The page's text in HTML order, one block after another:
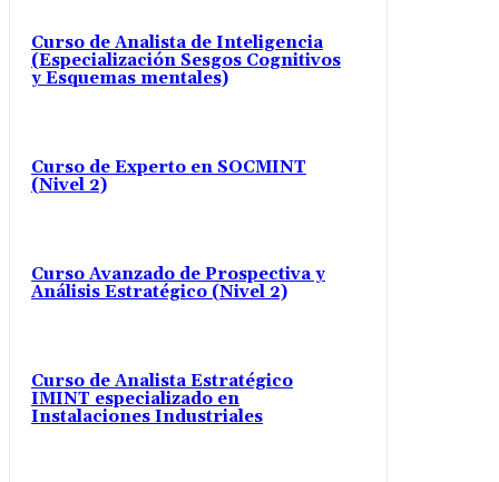
Curso de Analista de Inteligencia
(Especialización Sesgos Cognitivos
y Esquemas mentales)
Curso de Experto en SOCMINT
(Nivel 2)
Curso Avanzado de Prospectiva y
Análisis Estratégico (Nivel 2)
Curso de Analista Estratégico
IMINT especializado en
Instalaciones Industriales